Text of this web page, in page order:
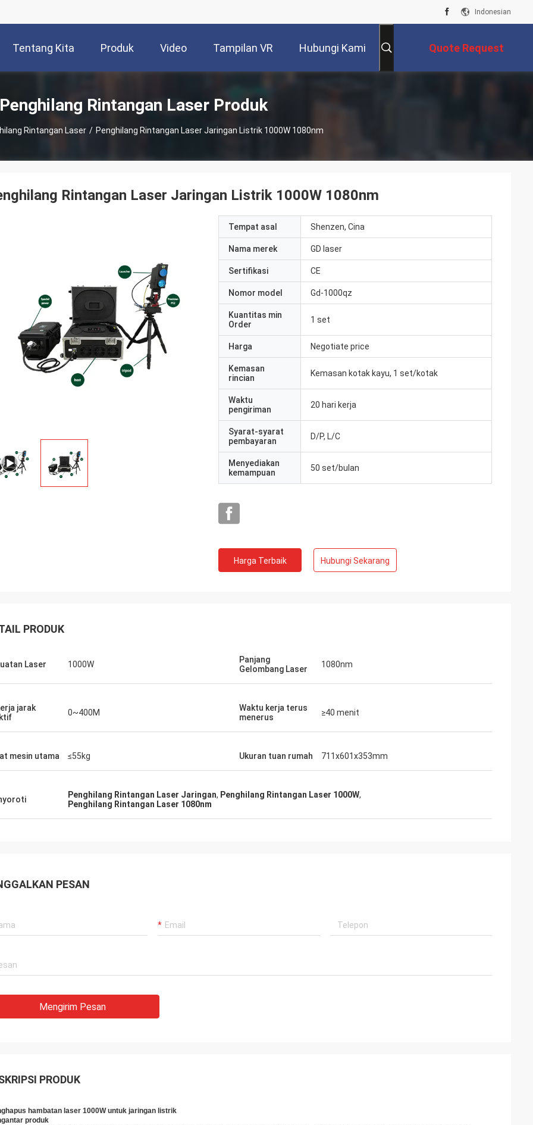
Indonesian
Tentang Kita Produk Video Tampilan VR Hubungi Kami Quote Request
Rintangan Laser Produk
Rintangan Laser / Penghilang Rintangan Laser Jaringan Listrik 1000W 1080nm
Rintangan Laser Jaringan Listrik 1000W 1080nm
Tempat asal Shenzen, Cina
Nama merek GD laser
Sertifikasi CE
Nomor model Gd-1000qz
Kuantitas min
Order
1 set
Harga Negotiate price
Kemasan
rincian
Kemasan kotak kayu, 1 set/kotak
Waktu
pengiriman
20 hari kerja
Syarat-syarat
pembayaran
D/P, L/C
Menyediakan
kemampuan
50 set/bulan
Harga Terbaik Hubungi Sekarang
PRODUK
Laser 1000W
Panjang
Gelombang Laser
1080nm
jarak
0~400M
Waktu kerja terus
menerus
≥40 menit
mesin utama ≤55kg Ukuran tuan rumah 711x601x353mm
Penghilang Rintangan Laser Jaringan, Penghilang Rintangan Laser 1000W,
Penghilang Rintangan Laser 1080nm
PESAN
Mengirim Pesan
PRODUK
hambatan laser 1000W untuk jaringan listrik
produk